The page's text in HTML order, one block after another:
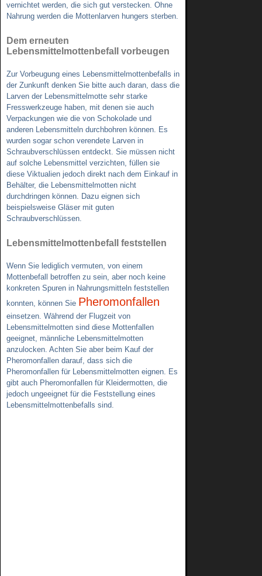
vernichtet werden, die sich gut verstecken. Ohne
Nahrung werden die Mottenlarven hungers sterben.
Dem erneuten
Lebensmittelmottenbefall vorbeugen
Zur Vorbeugung eines Lebensmittelmottenbefalls in
der Zunkunft denken Sie bitte auch daran, dass die
Larven der Lebensmittelmotte sehr starke
Fresswerkzeuge haben, mit denen sie auch
Verpackungen wie die von Schokolade und
anderen Lebensmitteln durchbohren können. Es
wurden sogar schon verendete Larven in
Schraubverschlüssen entdeckt. Sie müssen nicht
auf solche Lebensmittel verzichten, füllen sie
diese Viktualien jedoch direkt nach dem Einkauf in
Behälter, die Lebensmittelmotten nicht
durchdringen können. Dazu eignen sich
beispielsweise Gläser mit guten
Schraubverschlüssen.
Lebensmittelmottenbefall feststellen
Wenn Sie lediglich vermuten, von einem
Mottenbefall betroffen zu sein, aber noch keine
konkreten Spuren in Nahrungsmitteln feststellen
konnten, können Sie Pheromonfallen
einsetzen. Während der Flugzeit von
Lebensmittelmotten sind diese Mottenfallen
geeignet, männliche Lebensmittelmotten
anzulocken. Achten Sie aber beim Kauf der
Pheromonfallen darauf, dass sich die
Pheromonfallen für Lebensmittelmotten eignen. Es
gibt auch Pheromonfallen für Kleidermotten, die
jedoch ungeeignet für die Feststellung eines
Lebensmittelmottenbefalls sind.